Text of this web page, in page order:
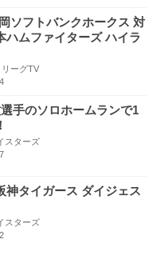
ソフトバンクホークス 対
ハムファイターズ ハイラ
ーグTV
手のソロホームランで1
スターズ
神タイガース ダイジェス
スターズ